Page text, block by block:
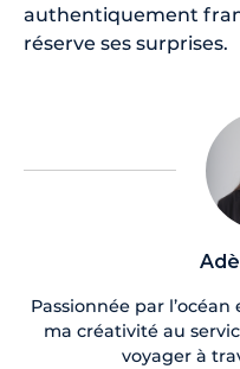
authentiquement
réserve ses surprises.
Passionnée par
ma créativité au
voyager à